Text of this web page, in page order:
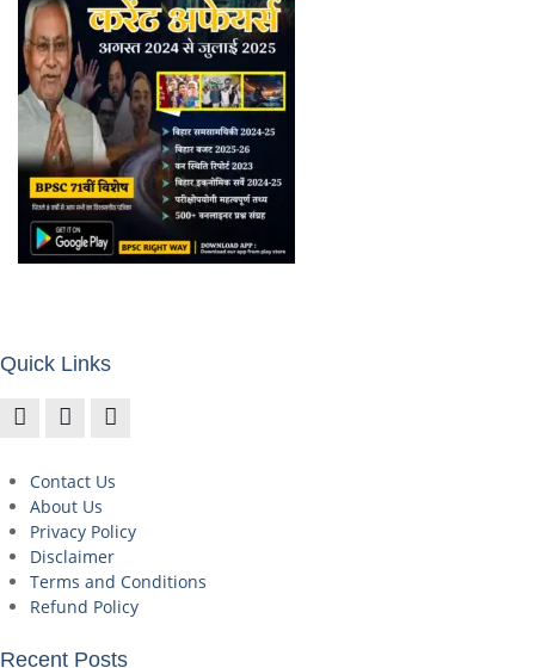
Quick Links
Contact Us
About Us
Privacy Policy
Disclaimer
Terms and Conditions
Refund Policy
Recent Posts